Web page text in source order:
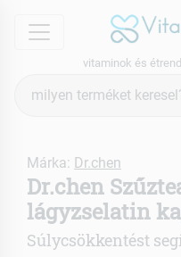
menu
vitaminok és
keresés
Márka: Dr.chen
Dr.chen
lágyzselatin
Súlycsökkentést